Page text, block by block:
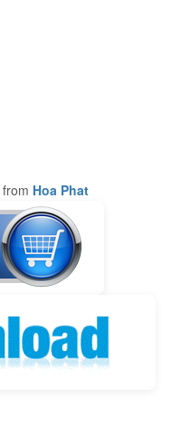
from Hoa Phat